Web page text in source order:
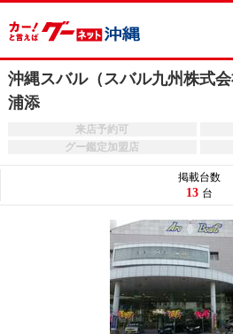
沖縄スバル（スバル九州株式
浦添
来店予約可
グー鑑定加盟店
掲載台数
13 台